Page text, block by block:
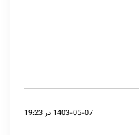
1403-05-07 در 19:23